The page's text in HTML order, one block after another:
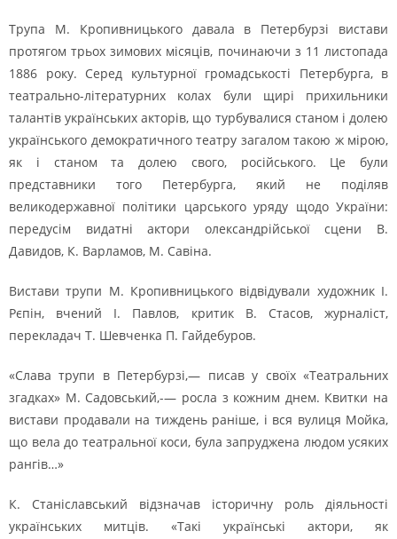
Трупа М. Кропивницького давала в Петербурзі вистави
протягом трьох зимових місяців, починаючи з 11 листопада
1886 року. Серед культурної громадськості Петербурга, в
театрально-літературних колах були щирі прихильники
талантів українських акторів, що турбувалися станом і долею
українського демократичного театру загалом такою ж мірою,
як і станом та долею свого, російського. Це були
представники того Петербурга, який не поділяв
великодержавної політики царського уряду щодо України:
передусім видатні актори олександрійської сцени В.
Давидов, К. Варламов, М. Савіна.
Вистави трупи М. Кропивницького відвідували художник І.
Рєпін, вчений І. Павлов, критик В. Стасов, журналіст,
перекладач Т. Шевченка П. Гайдебуров.
«Слава трупи в Петербурзі,— писав у своїх «Театральних
згадках» М. Садовський,-— росла з кожним днем. Квитки на
вистави продавали на тиждень раніше, і вся вулиця Мойка,
що вела до театральної коси, була запруджена людом усяких
рангів…»
К. Станіславський відзначав історичну роль діяльності
українських митців. «Такі українські актори, як